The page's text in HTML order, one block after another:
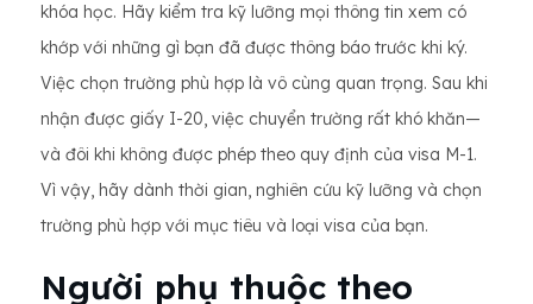
khóa học. Hãy kiểm tra kỹ lưỡng mọi thông tin xem có
khớp với những gì bạn đã được thông báo trước khi ký.
Việc chọn trường phù hợp là vô cùng quan trọng. Sau khi
nhận được giấy I-20, việc chuyển trường rất khó khăn—
và đôi khi không được phép theo quy định của visa M-1.
Vì vậy, hãy dành thời gian, nghiên cứu kỹ lưỡng và chọn
trường phù hợp với mục tiêu và loại visa của bạn.
Người phụ thuộc theo